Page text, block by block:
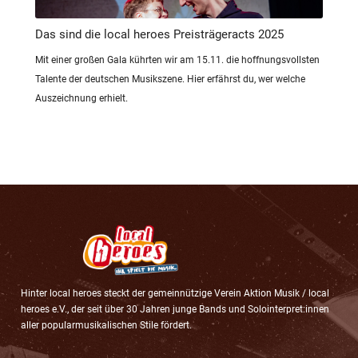
Das sind die local heroes Preisträgeracts 2025
Mit einer großen Gala kührten wir am 15.11. die hoffnungsvollsten
Talente der deutschen Musikszene. Hier erfährst du, wer welche
Auszeichnung erhielt.
Hinter local heroes steckt der gemeinnützige Verein Aktion Musik / local
heroes e.V., der seit über 30 Jahren junge Bands und Solointerpret:innen
aller popularmusikalischen Stile fördert.